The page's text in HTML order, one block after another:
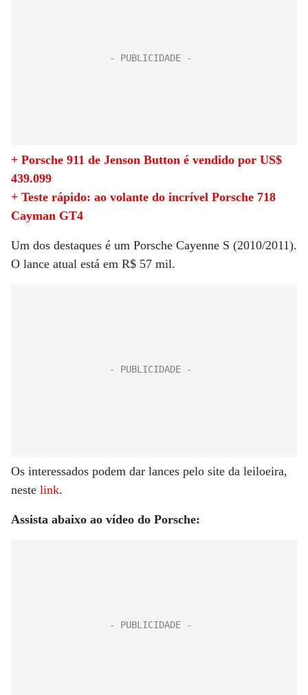
+ Porsche 911 de Jenson Button é vendido por US$
439.099
+ Teste rápido: ao volante do incrível Porsche 718
Cayman GT4
Um dos destaques é um Porsche Cayenne S (2010/2011).
O lance atual está em R$ 57 mil.
Os interessados podem dar lances pelo site da leiloeira,
neste link.
Assista abaixo ao vídeo do Porsche: